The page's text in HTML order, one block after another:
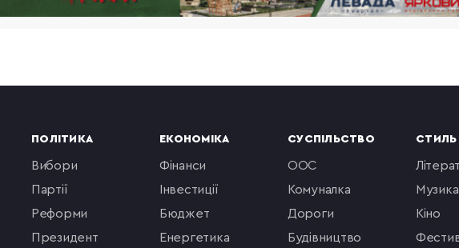
ПОЛІТИКА
вибори
партії
реформи
президент
ЕКОНОМІКА
фінанси
інвестиції
бюджет
енергетика
СУСПІЛЬСТВО
ООС
комуналка
Дороги
будівництво
музика
кіно